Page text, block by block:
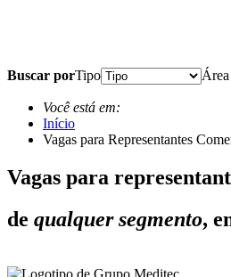
Buscar porTipo
Você está em:
Início
Vagas para Representantes
Vagas para
de qualquer segmento,